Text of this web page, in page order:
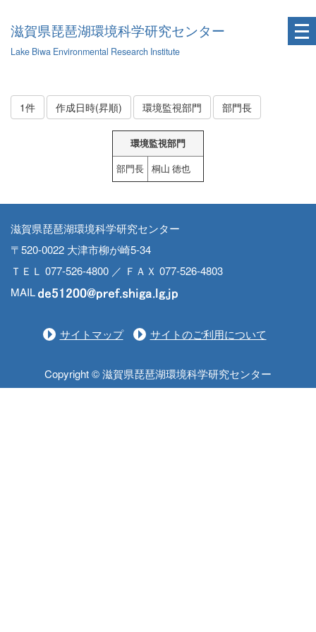
滋賀県琵琶湖環境科学研究センター
Lake Biwa Environmental Research Institute
1件 作成日時(昇順) 環境監視部門 部門長
環境監視部門
部門長
桐山 徳也
滋賀県琵琶湖環境科学研究センター
〒520-0022 大津市柳が崎5-34
ＴＥＬ 077-526-4800 ／ ＦＡＸ 077-526-4803
MAIL
サイトマップ サイトのご利用について
Copyright © 滋賀県琵琶湖環境科学研究センター